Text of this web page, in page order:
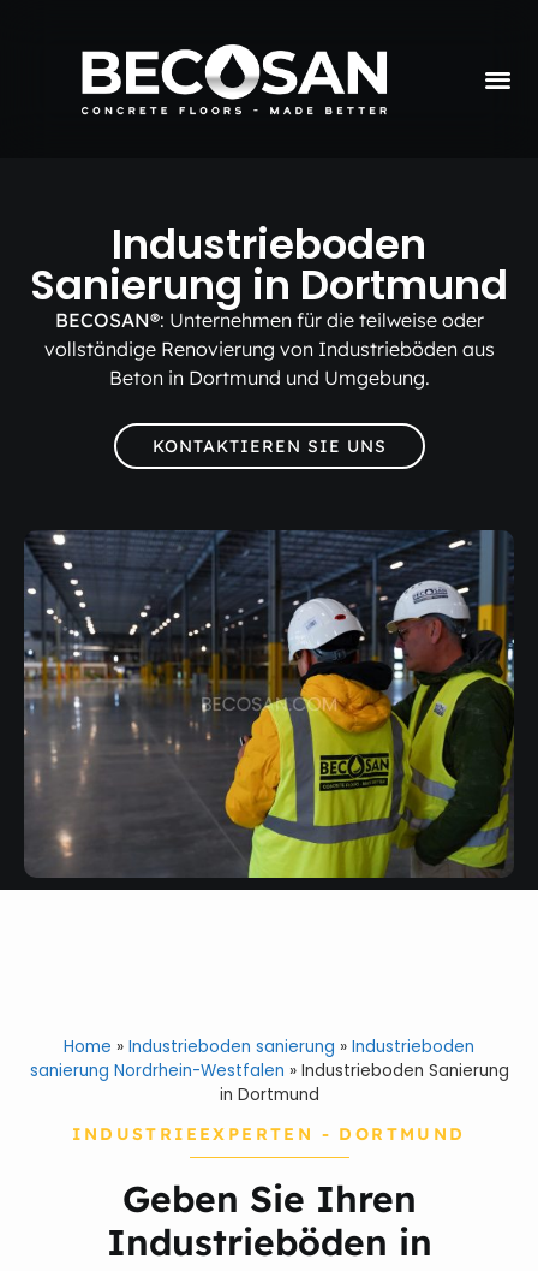
Industrieboden
Sanierung in Dortmund
BECOSAN®: Unternehmen für die teilweise oder
vollständige Renovierung von Industrieböden aus
Beton in Dortmund und Umgebung.
KONTAKTIEREN SIE UNS
Home » Industrieboden sanierung » Industrieboden
sanierung Nordrhein-Westfalen » Industrieboden Sanierung
in Dortmund
INDUSTRIEEXPERTEN - DORTMUND
Geben Sie Ihren
Industrieböden in